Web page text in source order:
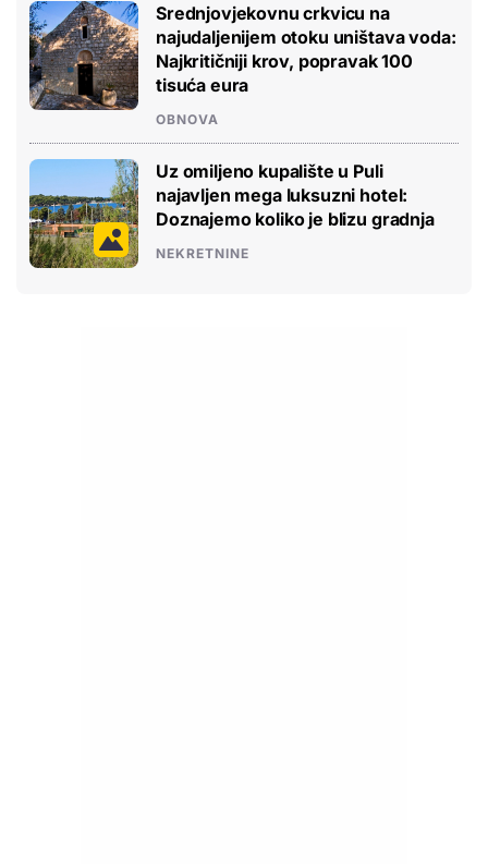
Srednjovjekovnu crkvicu na
najudaljenijem otoku uništava voda:
Najkritičniji krov, popravak 100
tisuća eura
OBNOVA
Uz omiljeno kupalište u Puli
najavljen mega luksuzni hotel:
Doznajemo koliko je blizu gradnja
NEKRETNINE